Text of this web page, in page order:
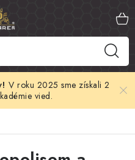
V roku 2025 sme získali 2
vied.